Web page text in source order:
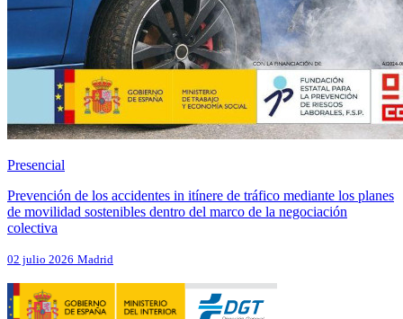
Presencial
Prevención de los accidentes in itínere de tráfico mediante los planes
de movilidad sostenibles dentro del marco de la negociación
colectiva
02 julio 2026 Madrid